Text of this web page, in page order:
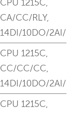
CPU 1215C,
CA/CC/RLY,
14DI/10DO/2AI/
CPU 1215C,
CC/CC/CC,
14DI/10DO/2AI/
CPU 1215C,